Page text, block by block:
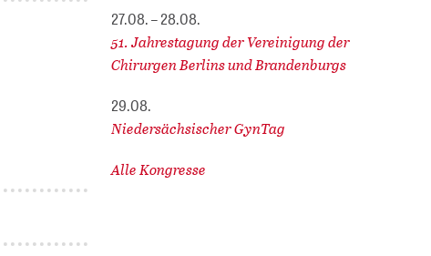
27.08. – 28.08.
51. Jahrestagung der Vereinigung der
Chirurgen Berlins und Brandenburgs
29.08.
Niedersächsischer GynTag
Alle Kongresse